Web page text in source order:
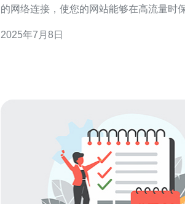
的网络连接，使您的网站能够在高流量时
设施，保证了服务器的稳定性。无论是小
2025年7月8日